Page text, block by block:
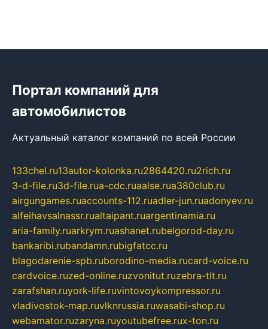
Портал компаний для
автомобилистов
Актуальный каталог компаний по всей России
133chel.ru13autor-kolonka.ru2864420.ru2rich.ru
3-d-file.ru3d-file.rua-cdc.ruaalse.rua380club.ru
airgungames.ruaccounts-112.ruadler-jun.ruadonyev.ru
alfeihavsalnassr.rualtaipant.ruargentinamia.ru
aria-family.ruarkrym.ruashanet.rubelgorod-day.ru
bankaribi.rubandamn.rubigfatcc.ru
blagodarenie-spb.ruborodino-media.rucard-voice.ru
cardvoice.ruzed-online.ruzvonitut.ruzebra-tlt.ru
zarafshan.ruyork-life.ruvintovoykompressor.ru
vladivostok-map.ruvlknrussia.ruwasabi-shop.ru
webamator.ruzaryna.ruyoutubefree.rux-ton.ru